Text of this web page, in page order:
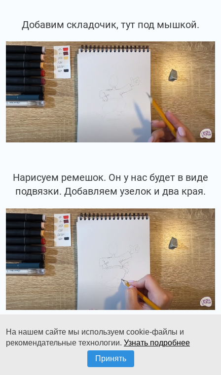
Добавим складочик, тут под мышкой.
Нарисуем ремешок. Он у нас будет в виде
подвязки. Добавляем узелок и два края.
Теперь, прорисовываем штанишки. Они у
нас будут в виде двух кругов, соединенных
На нашем сайте мы используем cookie-файлы и
рекомендательные технологии. Узнать подробнее
Принять